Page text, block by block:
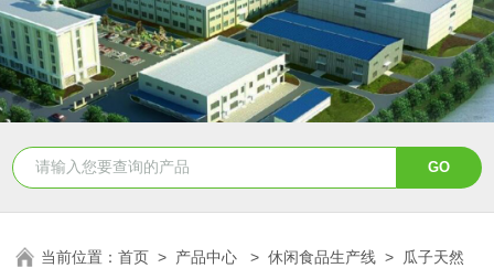
当前位置：首页 > 产品中心 >休闲食品生产线 > 瓜子天然